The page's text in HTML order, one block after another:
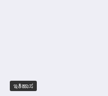
ಇತಿಹಾಸ